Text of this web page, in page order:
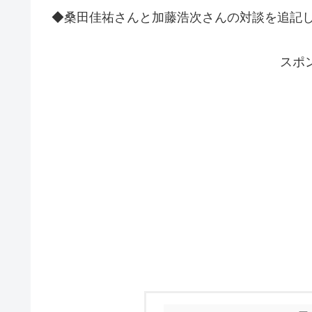
◆桑田佳祐さんと加藤浩次さんの対談を追記し
スポ